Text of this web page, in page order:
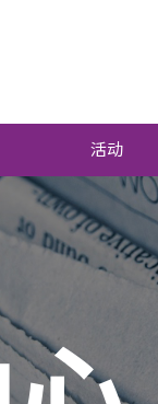
活动